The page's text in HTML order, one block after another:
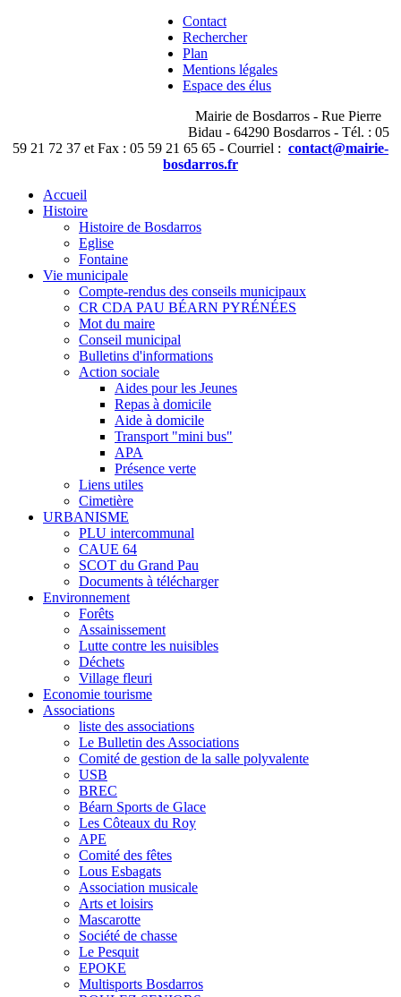
Contact
Rechercher
Plan
Mentions légales
Espace des élus
Mairie de Bosdarros - Rue Pierre
Bidau - 64290 Bosdarros - Tél. : 05
59 21 72 37 et Fax : 05 59 21 65 65 - Courriel : contact@mairie-
bosdarros.fr
Accueil
Histoire
Histoire de Bosdarros
Eglise
Fontaine
Vie municipale
Compte-rendus des conseils municipaux
CR CDA PAU BÉARN PYRÉNÉES
Mot du maire
Conseil municipal
Bulletins d'informations
Action sociale
Aides pour les Jeunes
Repas à domicile
Aide à domicile
Transport "mini bus"
APA
Présence verte
Liens utiles
Cimetière
URBANISME
PLU intercommunal
CAUE 64
SCOT du Grand Pau
Documents à télécharger
Environnement
Forêts
Assainissement
Lutte contre les nuisibles
Déchets
Village fleuri
Economie tourisme
Associations
liste des associations
Le Bulletin des Associations
Comité de gestion de la salle polyvalente
USB
BREC
Béarn Sports de Glace
Les Côteaux du Roy
APE
Comité des fêtes
Lous Esbagats
Association musicale
Arts et loisirs
Mascarotte
Société de chasse
Le Pesquit
EPOKE
Multisports Bosdarros